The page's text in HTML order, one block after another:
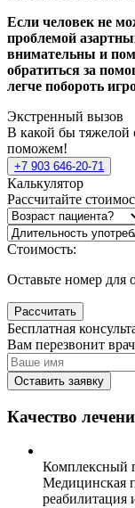
Если человек не
проблемой
внимательны и
обратиться за
легче побороть
Экстренный вызов
В какой бы тяжелой
поможем!
+7 903 646-20-71
Калькулятор
Рассчитайте
Стоимость:
Оставьте номер для
Рассчитать
Бесплатная
Вам перезвонит
Оставить заявку
Качество
Комплексный
Медицинская
реабилитация